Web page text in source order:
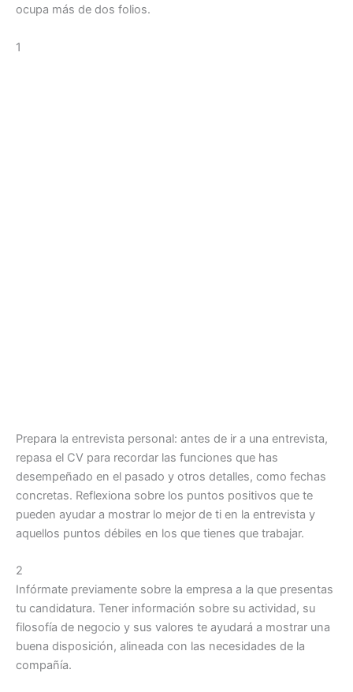
ocupa más de dos folios.
1
Prepara la entrevista personal: antes de ir a una entrevista,
repasa el CV para recordar las funciones que has
desempeñado en el pasado y otros detalles, como fechas
concretas. Reflexiona sobre los puntos positivos que te
pueden ayudar a mostrar lo mejor de ti en la entrevista y
aquellos puntos débiles en los que tienes que trabajar.
2
Infórmate previamente sobre la empresa a la que presentas
tu candidatura. Tener información sobre su actividad, su
filosofía de negocio y sus valores te ayudará a mostrar una
buena disposición, alineada con las necesidades de la
compañía.